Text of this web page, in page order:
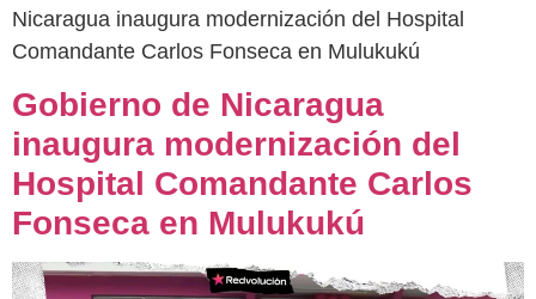
Nicaragua inaugura modernización del Hospital
Comandante Carlos Fonseca en Mulukukú
Gobierno de Nicaragua
inaugura modernización del
Hospital Comandante Carlos
Fonseca en Mulukukú